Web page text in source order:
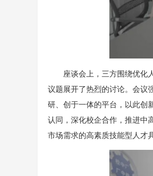
座谈会上，三方围绕优化
议题展开了热烈的讨论。会议
研、创于一体的平台，以此创
认同，深化校企合作，推进中
市场需求的高素质技能型人才